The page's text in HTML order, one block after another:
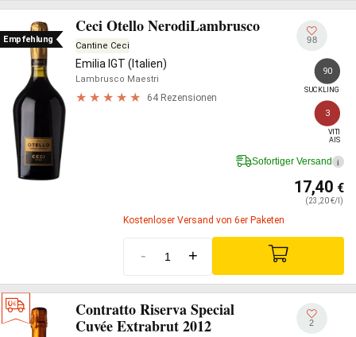
Empfehlung
Ceci Otello NerodiLambrusco
Cantine Ceci
Emilia IGT (Italien)
Lambrusco Maestri
64 Rezensionen
98
90
SUCKLING
3
VITI
AIS
Sofortiger Versand i
17,40 €
(23,20 €/l)
Kostenloser Versand von 6er Paketen
- +
Contratto Riserva Special
Cuvée Extrabrut 2012
2